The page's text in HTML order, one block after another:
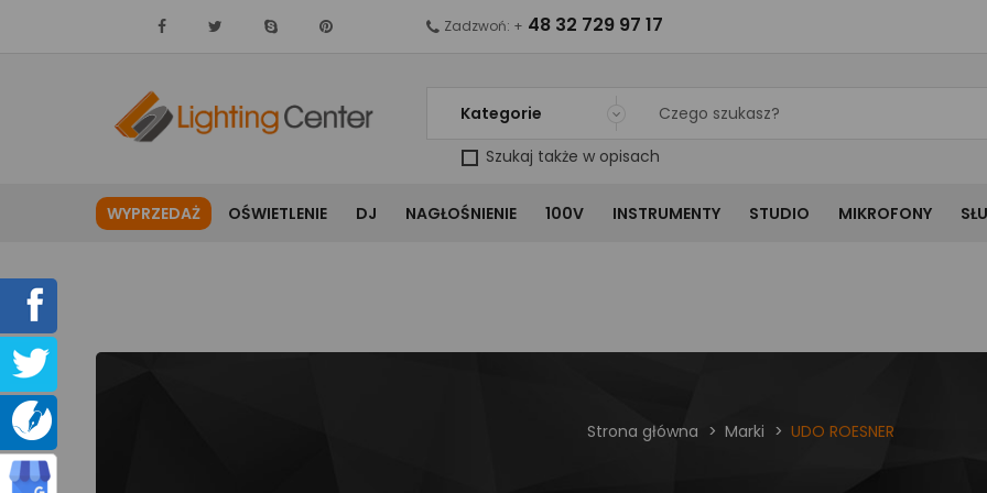
Kategorie
Szukaj także w opisach
Zadzwoń: + 48 32 729 97 17
WYPRZEDAŻ OŚWIETLENIE DJ NAGŁOŚNIENIE 100V INSTRUMENTY STUDIO MIKROFONY
Strona główna Marki UDO ROESNER